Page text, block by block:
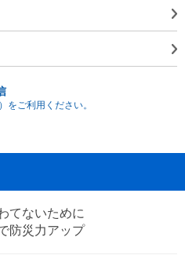
をご利用ください。
てないために
防災力アップ